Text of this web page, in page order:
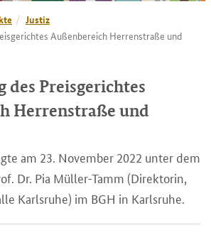
Justiz
Außenbereich Herrenstraße und
des Preisgerichtes
Herrenstraße und
am 23. November 2022 unter dem
Dr. Pia Müller-Tamm (Direktorin,
Karlsruhe) im BGH in Karlsruhe.